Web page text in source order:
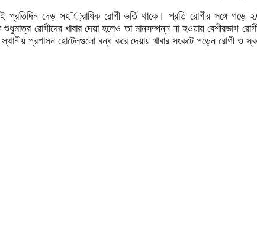
প্রতিদিন দেড় সহ¯্রাধিক রোগী ভর্তি থাকে। প্রতি রোগীর সঙ্গে
রোগীদের খাবার দেয়া হলেও তা মানসম্পন্ন না হওয়ায় বেশীরভাগ
প্রশাসন হোটেলগুলো বন্ধ করে দেয়ায় খাবার সংকটে পড়েন রোগী ও